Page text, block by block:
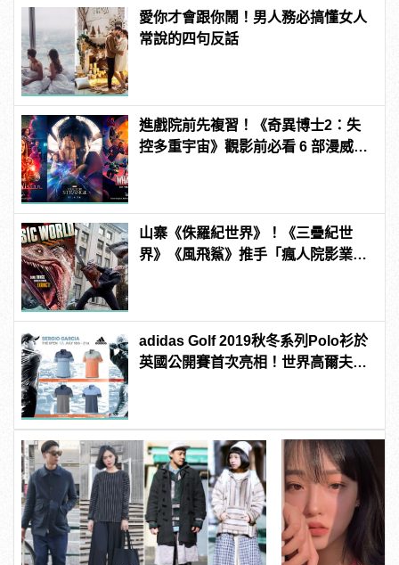
愛你才會跟你鬧！男人務必搞懂女人
常說的四句反話
進戲院前先複習！《奇異博士2：失
控多重宇宙》觀影前必看 6 部漫威電
山寨《侏羅紀世界》！《三疊紀世
界》《風飛鯊》推手「瘋人院影業」
adidas Golf 2019秋冬系列Polo衫於
英國公開賽首次亮相！世界高爾夫好